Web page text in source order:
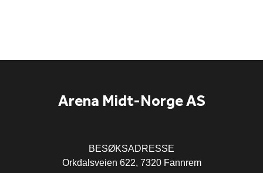
Arena Midt-Norge AS
BESØKSADRESSE
Orkdalsveien 622, 7320 Fannrem